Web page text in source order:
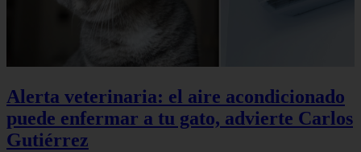
Alerta veterinaria: el aire acondicionado
puede enfermar a tu gato, advierte Carlos
Gutiérrez